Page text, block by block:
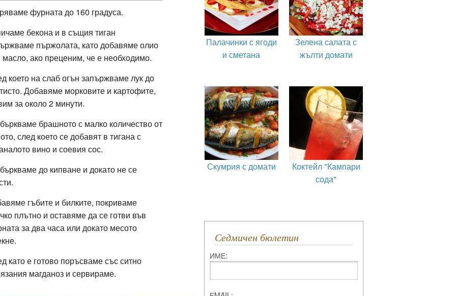
фурната до 160 градуса.
бекона и в същия тиган
пържолата, като добавяме олио
масло, ако преценим, че е необходимо.
което на слаб огън запържваме лук до
Добавяме морковите и картофите,
за около 2 минути.
брашното с малко количество от
след което се добавят в тигана с
вино и соевия сос.
до кипване и докато не се
гъбите и билките, покриваме
плътно и оставяме да се готви във
за два часа или докато месото
като е готово поръсваме със ситно
магданоз и сервираме.
Палачинки с ягоди
и сметана
Зелена салата с
жълти домати
Скумрия с домати
Коктейл "Кампари
сода"
Седмичен бюлетин
ИМЕ: